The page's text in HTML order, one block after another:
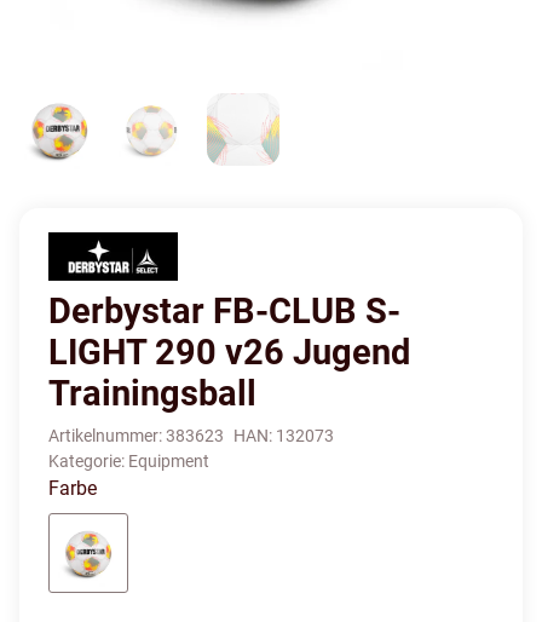
Derbystar FB-CLUB S-
LIGHT 290 v26 Jugend
Trainingsball
Artikelnummer:383623 HAN: 132073
Kategorie: Equipment
Farbe